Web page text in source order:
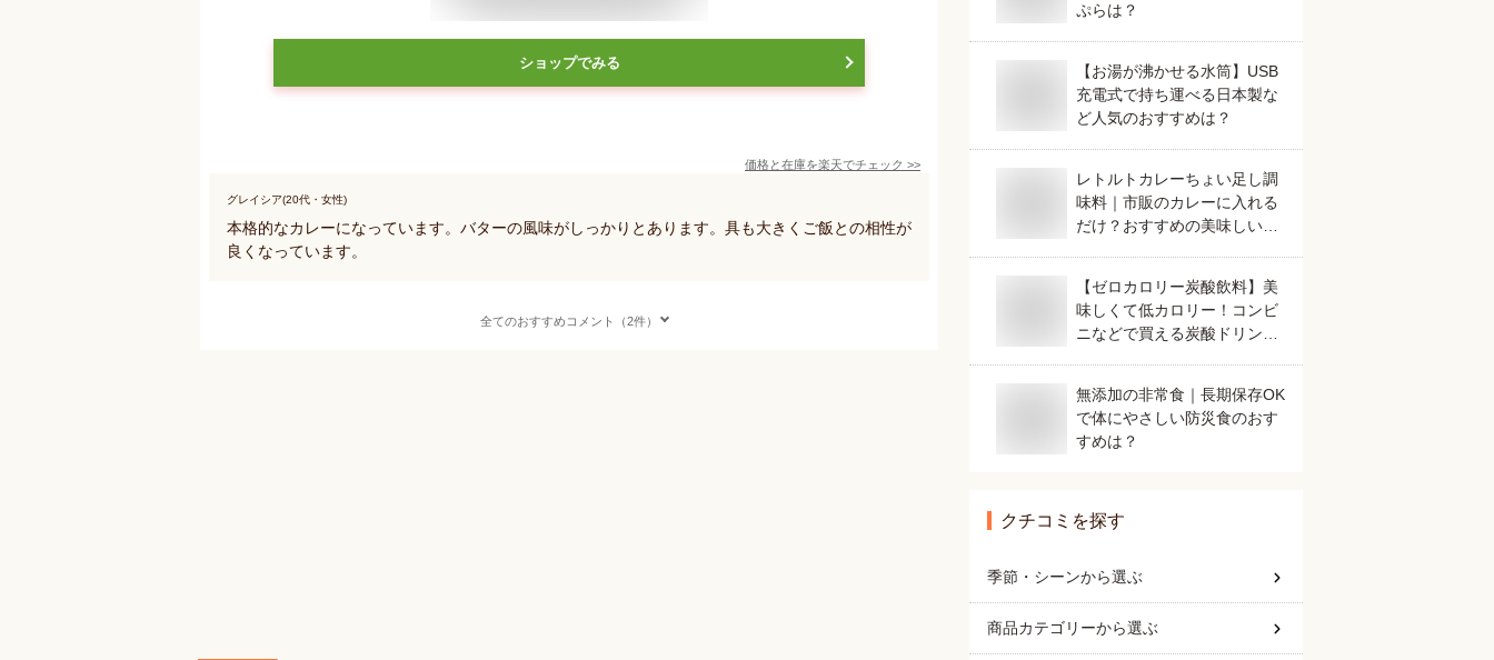
ショップでみる
価格と在庫を楽天でチェック >>
グレイシア(20代・女性)
本格的なカレーになっています。バターの風味がしっかりとあります。具も大きくご飯との相性が
良くなっています。
全てのおすすめコメント（2件）
ぷらは？
【お湯が沸かせる水筒】USB
充電式で持ち運べる日本製な
ど人気のおすすめは？
レトルトカレーちょい足し調
味料｜市販のカレーに入れる
だけ？おすすめの美味しいも
【ゼロカロリー炭酸飲料】美
味しくて低カロリー！コンビ
ニなどで買える炭酸ドリンク
無添加の非常食｜長期保存OK
で体にやさしい防災食のおす
すめは？
クチコミを探す
季節・シーンから選ぶ
商品カテゴリーから選ぶ